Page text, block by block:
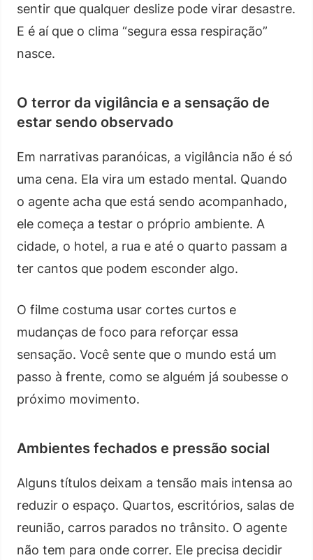
sentir que qualquer deslize pode virar desastre.
E é aí que o clima “segura essa respiração”
nasce.
O terror da vigilância e a sensação de
estar sendo observado
Em narrativas paranóicas, a vigilância não é só
uma cena. Ela vira um estado mental. Quando
o agente acha que está sendo acompanhado,
ele começa a testar o próprio ambiente. A
cidade, o hotel, a rua e até o quarto passam a
ter cantos que podem esconder algo.
O filme costuma usar cortes curtos e
mudanças de foco para reforçar essa
sensação. Você sente que o mundo está um
passo à frente, como se alguém já soubesse o
próximo movimento.
Ambientes fechados e pressão social
Alguns títulos deixam a tensão mais intensa ao
reduzir o espaço. Quartos, escritórios, salas de
reunião, carros parados no trânsito. O agente
não tem para onde correr. Ele precisa decidir